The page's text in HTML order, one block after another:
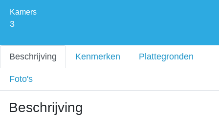
Kamers
3
Beschrijving Kenmerken Plattegronden
Foto's
Beschrijving